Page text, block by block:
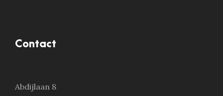
Contact
Abdijlaan 8